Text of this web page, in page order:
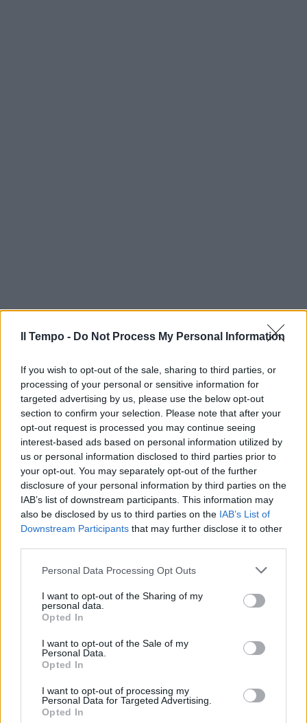
Il Tempo - Do Not Process My Personal Information
If you wish to opt-out of the sale, sharing to third parties, or
processing of your personal or sensitive information for
targeted advertising by us, please use the below opt-out
section to confirm your selection. Please note that after your
opt-out request is processed you may continue seeing
interest-based ads based on personal information utilized by
us or personal information disclosed to third parties prior to
your opt-out. You may separately opt-out of the further
disclosure of your personal information by third parties on the
IAB’s list of downstream participants. This information may
also be disclosed by us to third parties on the IAB’s List of
Downstream Participants that may further disclose it to other
Personal Data Processing Opt Outs
I want to opt-out of the Sharing of my
personal data.
Opted In
I want to opt-out of the Sale of my
Personal Data.
Opted In
I want to opt-out of processing my
Personal Data for Targeted Advertising.
Opted In